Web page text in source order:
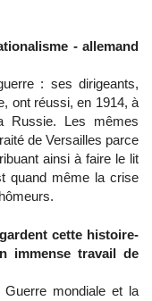
- allemand
: ses dirigeants,
ont réussi, en 1914, à
Russie. Les mêmes
de Versailles parce
ainsi à faire le lit
quand même la crise
cette histoire-
immense travail de
mondiale et la